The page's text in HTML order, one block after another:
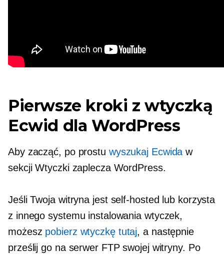
Pierwsze kroki z wtyczką
Ecwid dla WordPress
Aby zacząć, po prostu wyszukaj Ecwida w
sekcji Wtyczki zaplecza WordPress.
Jeśli Twoja witryna jest self-hosted lub korzysta
z innego systemu instalowania wtyczek,
możesz pobierz wtyczkę tutaj, a następnie
prześlij go na serwer FTP swojej witryny. Po